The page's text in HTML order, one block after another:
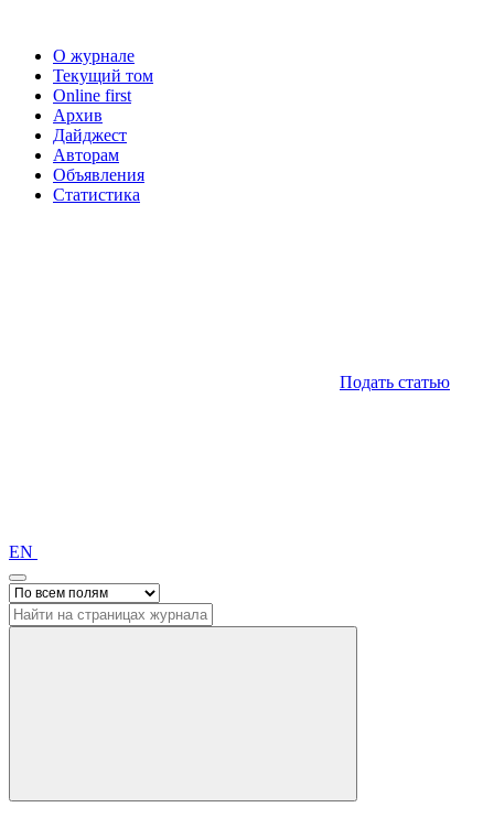
О журнале
Текущий том
Online first
Архив
Дайджест
Авторам
Объявления
Статистика
Подать статью
EN